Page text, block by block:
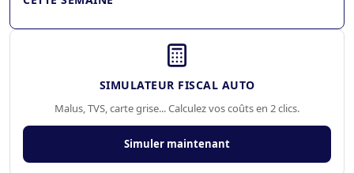
SIMULATEUR FISCAL AUTO
Malus, TVS, carte grise... Calculez vos coûts en 2 clics.
Simuler maintenant